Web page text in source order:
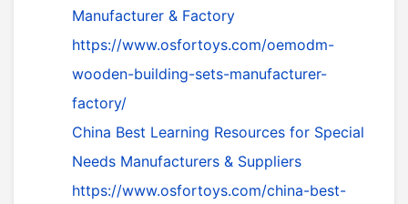
Manufacturer & Factory
https://www.osfortoys.com/oemodm-
wooden-building-sets-manufacturer-
factory/
China Best Learning Resources for Special
Needs Manufacturers & Suppliers
https://www.osfortoys.com/china-best-